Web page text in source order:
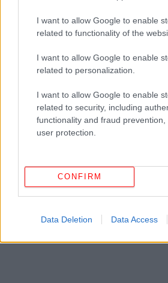
I want to allow Google to enable
related to functionality of the
I want to allow Google to enable
related to personalization.
I want to allow Google to enable
related to security, including
functionality and fraud
user protection.
CONFIRM
Data Deletion Data Access
Πλατφόρμα stop bullying
Στην πλατφόρμαstop-
οι μαθητές και οι γονείς τους,
απασχολούν.